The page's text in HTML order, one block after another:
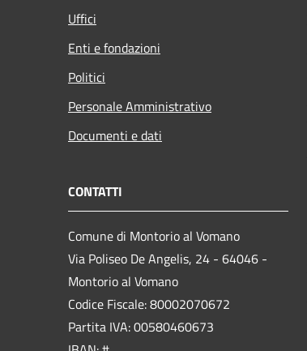
Uffici
Enti e fondazioni
Politici
Personale Amministrativo
Documenti e dati
CONTATTI
Comune di Montorio al Vomano
Via Poliseo De Angelis, 24 - 64046 -
Montorio al Vomano
Codice Fiscale: 80002070672
Partita IVA: 00580460673